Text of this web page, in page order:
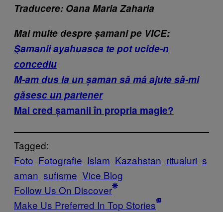
Traducere: Oana Maria Zaharia
Mai multe despre șamani pe VICE:
Şamanii ayahuasca te pot ucide-n
concediu
M-am dus la un șaman să mă ajute să-mi
găsesc un partener
Mai cred șamanii în propria magie?
Tagged:
Foto Fotografie Islam Kazahstan ritualuri s
aman sufisme Vice Blog
Follow Us On Discover
Make Us Preferred In Top Stories